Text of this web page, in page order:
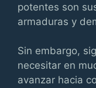
potentes son
armaduras y
Sin embargo,
necesitar en
avanzar hacia